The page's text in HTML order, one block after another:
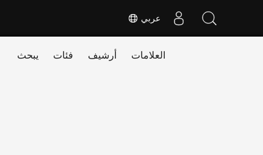
عربي
يبحث فئات أرشيف العلامات